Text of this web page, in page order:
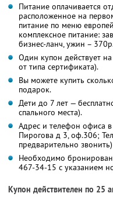
Питание оплачивается
расположенное на
питание по меню
комплексное питание:
бизнес-ланч, ужин –
Один купон действует
от типа сертификата).
Вы можете купить
подарок.
Дети до 7 лет —
спального места).
Адрес и телефон офиса в
Пирогова д 3, оф.306;
предварительно звонить)
Необходимо
467-34-15 с указанием
Купон действителен по 25